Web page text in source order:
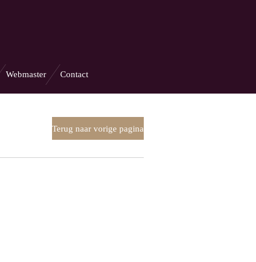
Webmaster Contact
Terug naar vorige pagina